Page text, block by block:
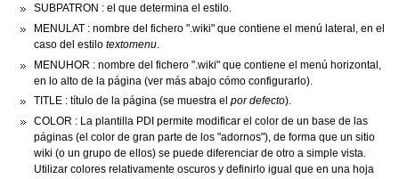
SUBPATRON : el que determina el estilo.
MENULAT : nombre del fichero ".wiki" que contiene el menú lateral, en el
caso del estilo textomenu.
MENUHOR : nombre del fichero ".wiki" que contiene el menú horizontal,
en lo alto de la página (ver más abajo cómo configurarlo).
TITLE : título de la página (se muestra el por defecto).
COLOR : La plantilla PDI permite modificar el color de un base de las
páginas (el color de gran parte de los "adornos"), de forma que un sitio
wiki (o un grupo de ellos) se puede diferenciar de otro a simple vista.
Utilizar colores relativamente oscuros y definirlo igual que en una hoja